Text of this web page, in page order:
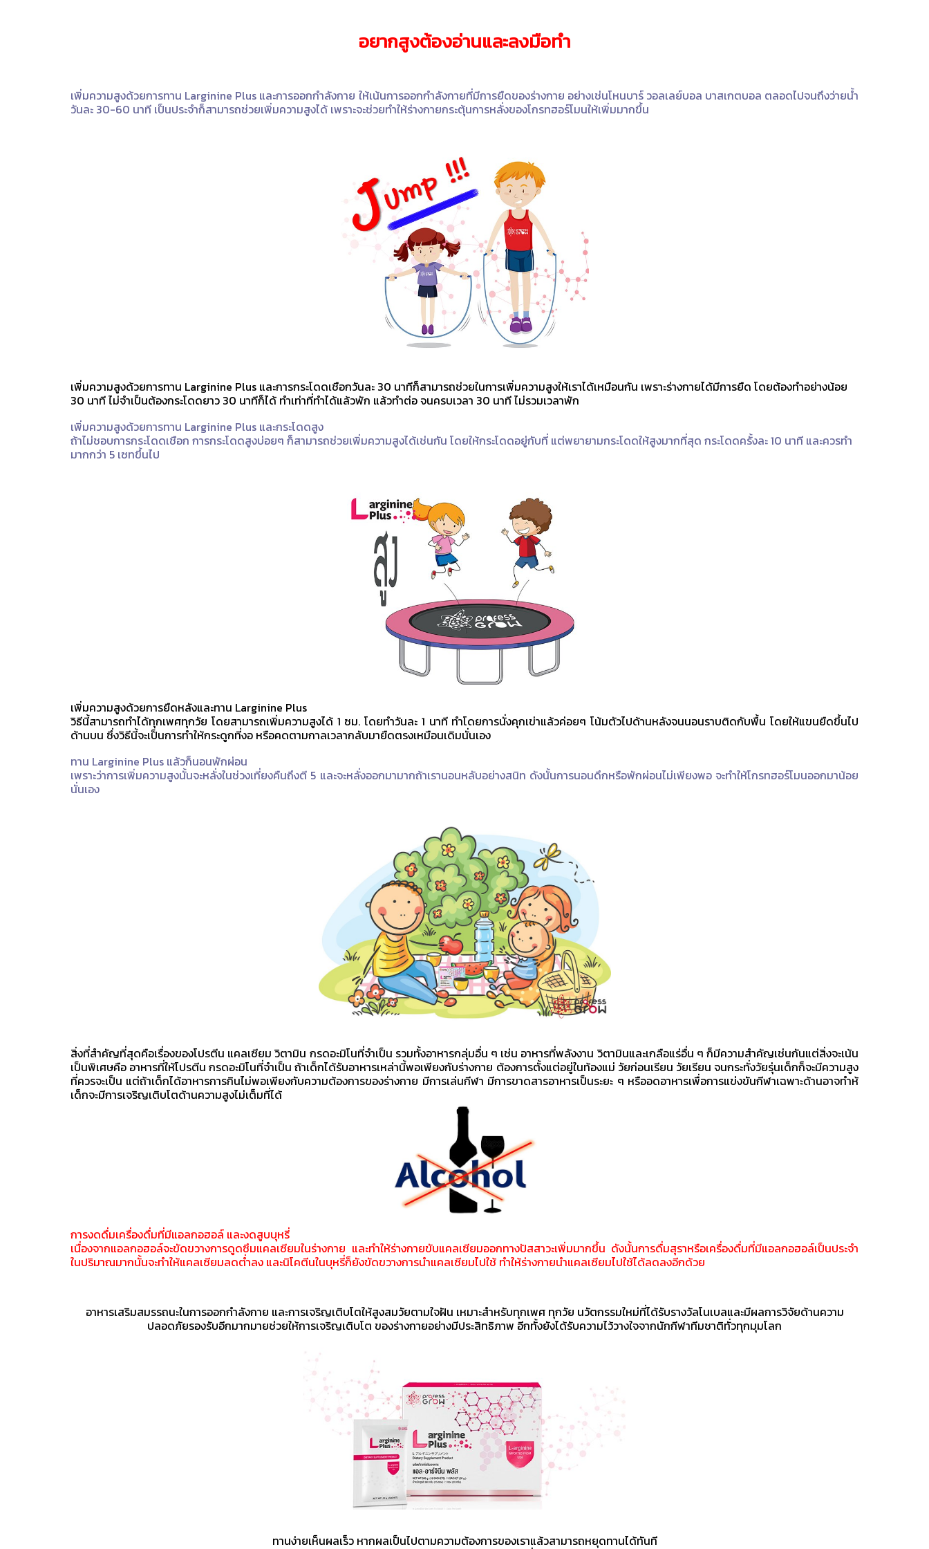
อยากสูงต้องอ่านและลงมือทำ
เพิ่มความสูงด้วยการทาน Larginine Plus และการออกกำลังกาย ให้เน้นการออกกำลังกายที่มีการยืดของร่างกาย อย่างเช่นโหนบาร์ วอลเลย์บอล บาสเกตบอล ตลอดไปจนถึงว่ายน้ำ
วันละ 30-60 นาที เป็นประจำก็สามารถช่วยเพิ่มความสูงได้ เพราะจะช่วยทำให้ร่างกายกระตุ้นการหลั่งของโกรทฮอร์โมนให้เพิ่มมากขึ้น
เพิ่มความสูงด้วยการทาน Larginine Plus และการกระโดดเชือกวันละ 30 นาทีก็สามารถช่วยในการเพิ่มความสูงให้เราได้เหมือนกัน เพราะร่างกายได้มีการยืด โดยต้องทำอย่างน้อย
30 นาที ไม่จำเป็นต้องกระโดดยาว 30 นาทีก็ได้ ทำเท่าที่ทำได้แล้วพัก แล้วทำต่อ จนครบเวลา 30 นาที ไม่รวมเวลาพัก
เพิ่มความสูงด้วยการทาน Larginine Plus และกระโดดสูง
ถ้าไม่ชอบการกระโดดเชือก การกระโดดสูงบ่อยๆ ก็สามารถช่วยเพิ่มความสูงได้เช่นกัน โดยให้กระโดดอยู่กับที่ แต่พยายามกระโดดให้สูงมากที่สุด กระโดดครั้งละ 10 นาที และควรทำ
มากกว่า 5 เซทขึ้นไป
เพิ่มความสูงด้วยการยืดหลังและทาน Larginine Plus
วิธีนี้สามารถทำได้ทุกเพศทุกวัย โดยสามารถเพิ่มความสูงได้ 1 ซม. โดยทำวันละ 1 นาที ทำโดยการนั่งคุกเข่าแล้วค่อยๆ โน้มตัวไปด้านหลังจนนอนราบติดกับพื้น โดยให้แขนยืดขึ้นไป
ด้านบน ซึ่งวิธีนี้จะเป็นการทำให้กระดูกที่งอ หรือคดตามกาลเวลากลับมายืดตรงเหมือนเดิมนั่นเอง
ทาน Larginine Plus แล้วก็นอนพักผ่อน
เพราะว่าการเพิ่มความสูงนั้นจะหลั่งในช่วงเที่ยงคืนถึงตี 5 และจะหลั่งออกมามากถ้าเรานอนหลับอย่างสนิท ดังนั้นการนอนดึกหรือพักผ่อนไม่เพียงพอ จะทำให้โกรทฮอร์โมนออกมาน้อย
นั่นเอง
สิ่งที่สำคัญที่สุดคือเรื่องของโปรตีน แคลเซียม วิตามิน กรดอะมิโนที่จำเป็น รวมทั้งอาหารกลุ่มอื่น ๆ เช่น อาหารที่พลังงาน วิตามินและเกลือแร่อื่น ๆ ก็มีความสำคัญเช่นกันแต่สิ่งจะเน้น
เป็นพิเศษคือ อาหารที่ให้โปรตีน กรดอะมิโนที่จำเป็น ถ้าเด็กได้รับอาหารเหล่านี้พอเพียงกับร่างกาย ต้องการตั้งแต่อยู่ในท้องแม่ วัยก่อนเรียน วัยเรียน จนกระทั่งวัยรุ่นเด็กก็จะมีความสูง
ที่ควรจะเป็น แต่ถ้าเด็กได้อาหารการกินไม่พอเพียงกับความต้องการของร่างกาย มีการเล่นกีฬา มีการขาดสารอาหารเป็นระยะ ๆ หรืออดอาหารเพื่อการแข่งขันกีฬาเฉพาะด้านอาจทำห้
เด็กจะมีการเจริญเติบโตด้านความสูงไม่เต็มที่ได้
การงดดื่มเครื่องดื่มที่มีแอลกอฮอล์ และงดสูบบุหรี่
เนื่องจากแอลกอฮอล์จะขัดขวางการดูดซึมแคลเซียมในร่างกาย และทำให้ร่างกายขับแคลเซียมออกทางปัสสาวะเพิ่มมากขึ้น ดังนั้นการดื่มสุราหรือเครื่องดื่มที่มีแอลกอฮอล์เป็นประจำ
ในปริมาณมากนั้นจะทำให้แคลเซียมลดต่ำลง และนิโคตีนในบุหรี่ก็ยังขัดขวางการนำแคลเซียมไปใช้ ทำให้ร่างกายนำแคลเซียมไปใช้ได้ลดลงอีกด้วย
อาหารเสริมสมรรถนะในการออกกำลังกาย และการเจริญเติบโตให้สูงสมวัยตามใจฝัน เหมาะสำหรับทุกเพศ ทุกวัย นวัตกรรมใหม่ที่ได้รับรางวัลโนเบลและมีผลการวิจัยด้านความ
ปลอดภัยรองรับอีกมากมายช่วยให้การเจริญเติบโต ของร่างกายอย่างมีประสิทธิภาพ อีกทั้งยังได้รับความไว้วางใจจากนักกีฬาทีมชาติทั่วทุกมุมโลก
ทานง่ายเห็นผลเร็ว หากผลเป็นไปตามความต้องการของเราแล้วสามารถหยุดทานได้ทันที